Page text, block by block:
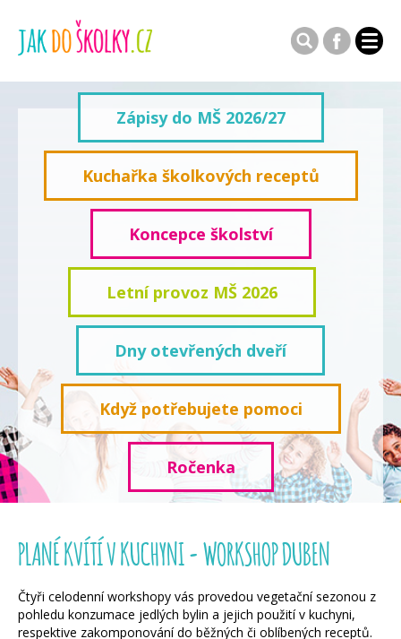
Zápisy do MŠ 2026/27
Kuchařka školkových receptů
Koncepce školství
Letní provoz MŠ 2026
Dny otevřených dveří
Když potřebujete pomoci
Ročenka
PLANÉ KVÍTÍ V KUCHYNI - WORKSHOP DUBEN
Čtyři celodenní workshopy vás provedou vegetační sezonou z
pohledu konzumace jedlých bylin a jejich použití v kuchyni,
respektive zakomponování do běžných či oblíbených receptů.